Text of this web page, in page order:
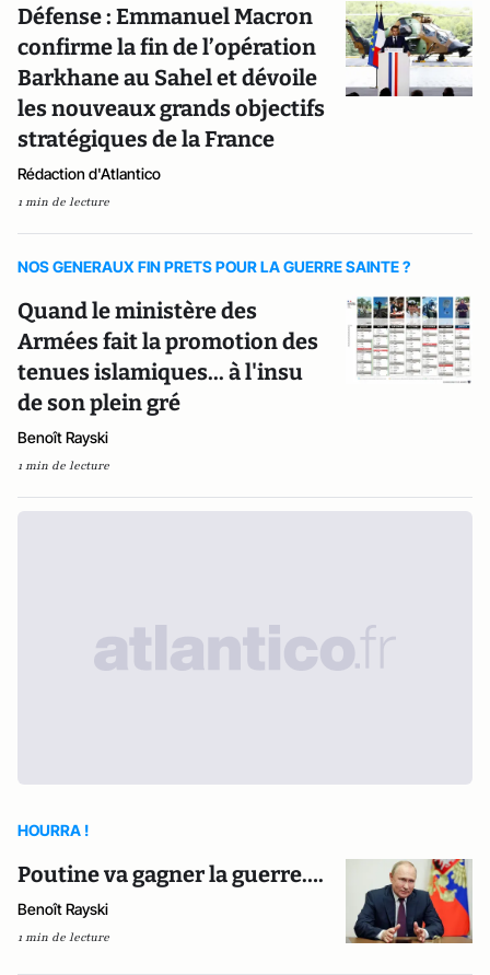
Défense : Emmanuel Macron
confirme la fin de l’opération
Barkhane au Sahel et dévoile
les nouveaux grands objectifs
stratégiques de la France
Rédaction d'Atlantico
1 min de lecture
NOS GENERAUX FIN PRETS POUR LA GUERRE SAINTE ?
Quand le ministère des
Armées fait la promotion des
tenues islamiques... à l'insu
de son plein gré
Benoît Rayski
1 min de lecture
HOURRA !
Poutine va gagner la guerre….
Benoît Rayski
1 min de lecture